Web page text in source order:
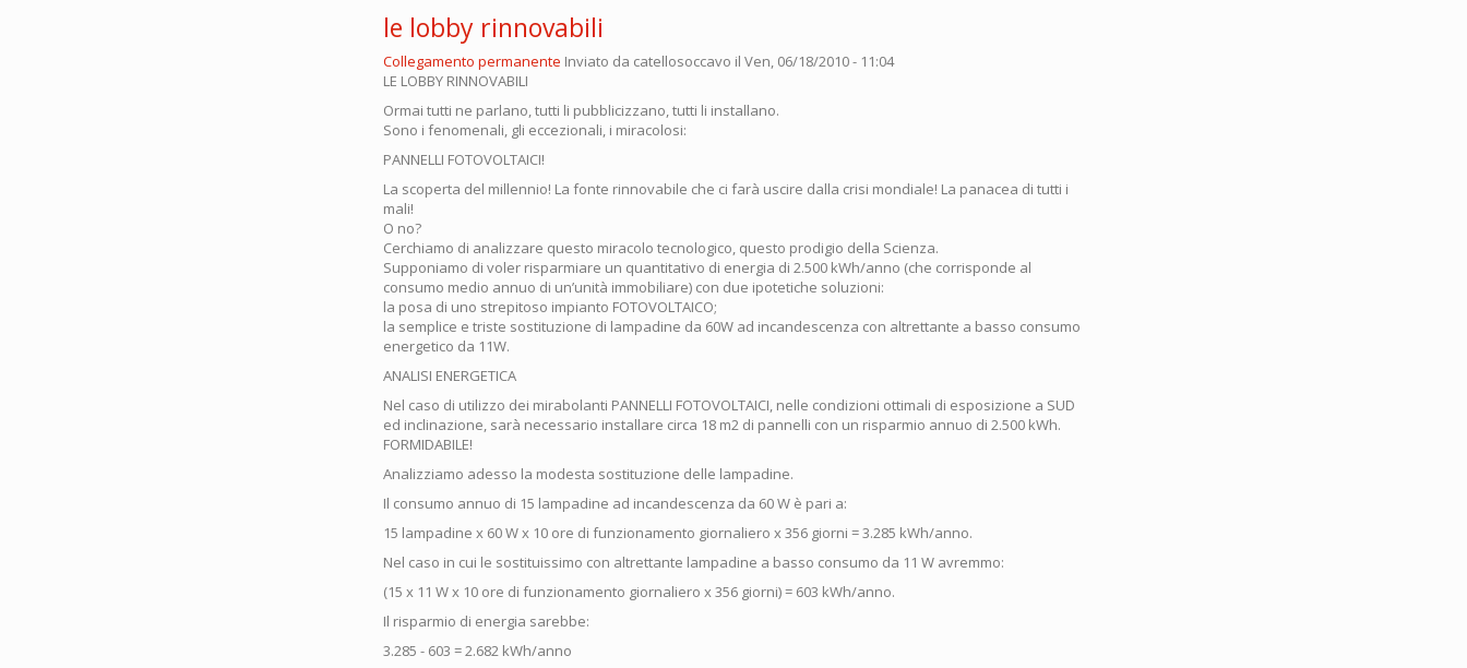
le lobby rinnovabili
Collegamento permanente Inviato da catellosoccavo il Ven, 06/18/2010 - 11:04
LE LOBBY RINNOVABILI
Ormai tutti ne parlano, tutti li pubblicizzano, tutti li installano.
Sono i fenomenali, gli eccezionali, i miracolosi:
PANNELLI FOTOVOLTAICI!
La scoperta del millennio! La fonte rinnovabile che ci farà uscire dalla crisi mondiale! La panacea di tutti i
mali!
O no?
Cerchiamo di analizzare questo miracolo tecnologico, questo prodigio della Scienza.
Supponiamo di voler risparmiare un quantitativo di energia di 2.500 kWh/anno (che corrisponde al
consumo medio annuo di un’unità immobiliare) con due ipotetiche soluzioni:
la posa di uno strepitoso impianto FOTOVOLTAICO;
la semplice e triste sostituzione di lampadine da 60W ad incandescenza con altrettante a basso consumo
energetico da 11W.
ANALISI ENERGETICA
Nel caso di utilizzo dei mirabolanti PANNELLI FOTOVOLTAICI, nelle condizioni ottimali di esposizione a SUD
ed inclinazione, sarà necessario installare circa 18 m2 di pannelli con un risparmio annuo di 2.500 kWh.
FORMIDABILE!
Analizziamo adesso la modesta sostituzione delle lampadine.
Il consumo annuo di 15 lampadine ad incandescenza da 60 W è pari a:
15 lampadine x 60 W x 10 ore di funzionamento giornaliero x 356 giorni = 3.285 kWh/anno.
Nel caso in cui le sostituissimo con altrettante lampadine a basso consumo da 11 W avremmo:
(15 x 11 W x 10 ore di funzionamento giornaliero x 356 giorni) = 603 kWh/anno.
Il risparmio di energia sarebbe:
3.285 - 603 = 2.682 kWh/anno